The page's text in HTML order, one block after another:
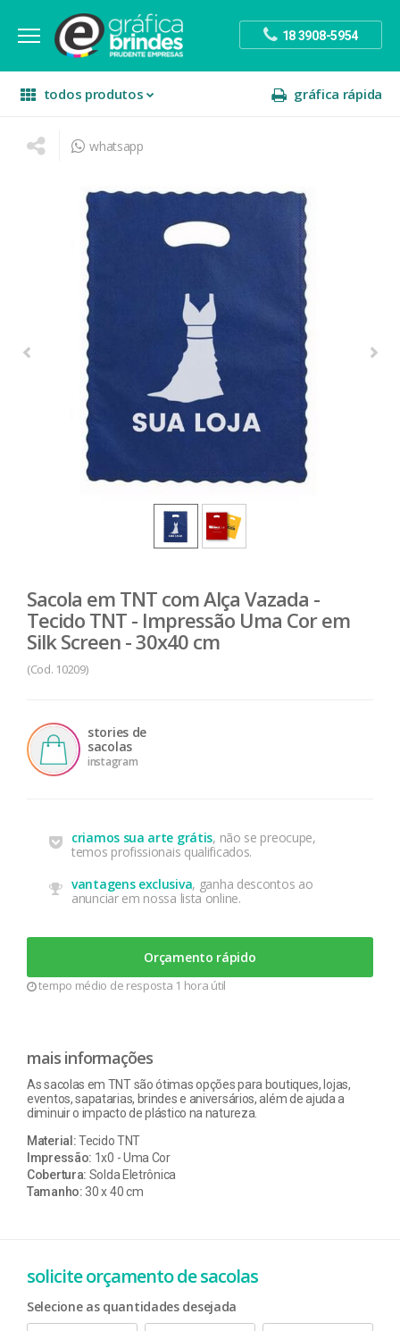
18 3908-5954
todos produtos gráfica rápida
escritório
festa presente
decoração
whatsapp
Sacola em TNT com Alça Vazada -
Tecido TNT - Impressão Uma Cor em
Silk Screen - 30x40 cm
(Cod. 10209)
stories de
sacolas
instagram
criamos sua arte grátis, não se preocupe,
temos profissionais qualificados.
vantagens exclusiva, ganha descontos ao
anunciar em nossa lista online.
Orçamento rápido
tempo médio de resposta 1 hora útil
mais informações
As sacolas em TNT são ótimas opções para boutiques, lojas,
eventos, sapatarias, brindes e aniversários, além de ajuda a
diminuir o impacto de plástico na natureza.
Material:Tecido TNT
Impressão: 1x0 - Uma Cor
Cobertura: Solda Eletrônica
Tamanho: 30 x 40 cm
solicite orçamento de sacolas
Selecione as quantidades desejada